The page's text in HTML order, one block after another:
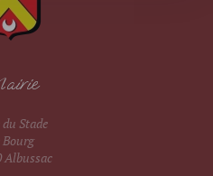
du Stade
Bourg
Albussac